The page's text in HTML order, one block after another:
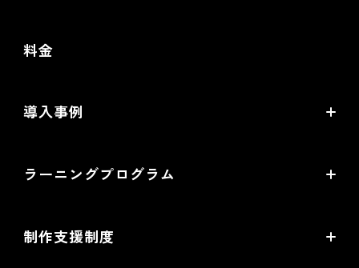
オムニチャネル・OMO
提携サービス一覧
料金
導入事例
導入企業一覧
ラーニングプログラム
オープンセミナー一覧
制作支援制度